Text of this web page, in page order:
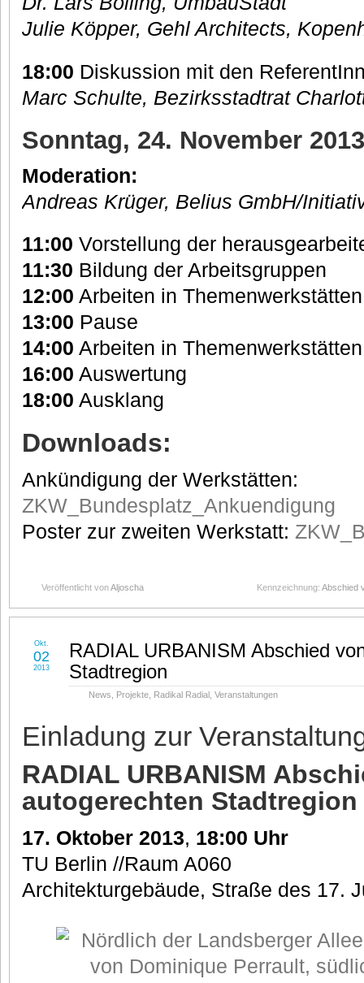
Julie Köpper, Gehl Architects,
18:00 Diskussion mit den
Marc Schulte, Bezirksstadtrat
Sonntag, 24. November
Moderation:
Andreas Krüger, Belius GmbH/
11:00 Vorstellung der
11:30 Bildung der Arbeitsgruppen
12:00 Arbeiten in Themenwerkstätten
13:00 Pause
14:00 Arbeiten in Themenwerkstätten
16:00 Auswertung
18:00 Ausklang
Downloads:
Ankündigung der Werkstätten:
ZKW_Bundesplatz_Ankuendigung
Poster zur zweiten Werkstatt:
Veröffentlicht vonAljoscha Kennzeichnung: Abschied
RADIAL URBANISM Abschied
Stadtregion
News Projekte Radikal Radial Veranstaltungen
Okt.
02
2013
Einladung zur
RADIAL URBANISM
autogerechten Stadtregion
17. Oktober 2013, 18:00 Uhr
TU Berlin //Raum A060
Architekturgebäude, Straße des 17.